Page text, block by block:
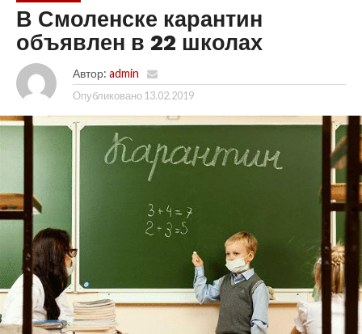
В Смоленске карантин
объявлен в 22 школах
Автор: admin
Опубликовано 13.02.2019